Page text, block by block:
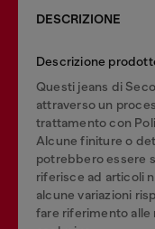
DESCRIZIONE
Descrizione
Questi jeans di
attraverso un
trattamento con
Alcune finiture o
potrebbero essere
riferisce ad articoli
alcune variazioni
fare riferimento alle